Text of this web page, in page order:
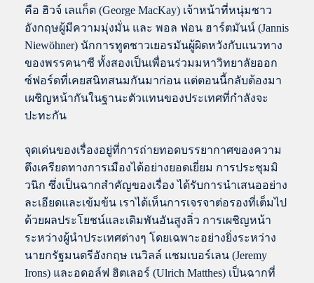
คือ ฮิวจ์ เลแก็ต (George MacKay) เจ้าหน้าที่หนุ่มชาว
อังกฤษผู้มีความมุ่งมั่น และ พอล ฟอน ฮาร์ตมันน์ (Jannis
Niewöhner) นักการทูตชาวเยอรมันผู้ผิดหวังกับแนวทาง
ของพรรคนาซี ทั้งสองเป็นเพื่อนร่วมมหาวิทยาลัยออก
ซ์ฟอร์ดที่เคยสนิทสนมกันมาก่อน แต่ตอนนี้กลับต้องมา
เผชิญหน้ากันในฐานะตัวแทนของประเทศที่กำลังจะ
ปะทะกัน
จุดเด่นของเรื่องอยู่ที่การถ่ายทอดบรรยากาศของความ
ตึงเครียดทางการเมืองได้อย่างยอดเยี่ยม การประชุมมิ
วนิก ซึ่งเป็นฉากสำคัญของเรื่อง ได้รับการนำเสนออย่าง
ละเอียดและเข้มข้น เราได้เห็นการเจรจาต่อรองที่เต็มไป
ด้วยผลประโยชน์และเดิมพันอันสูงลิ่ว การเผชิญหน้า
ระหว่างผู้นำประเทศต่างๆ โดยเฉพาะอย่างยิ่งระหว่าง
นายกรัฐมนตรีอังกฤษ เนวิลล์ แชมเบอร์เลน (Jeremy
Irons) และอดอล์ฟ ฮิตเลอร์ (Ulrich Matthes) เป็นฉากที่